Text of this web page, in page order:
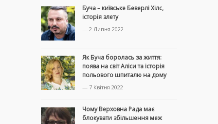
Буча – київське Беверлі Хілс,
історія злету
— 2 Липня 2022
Як Буча боролась за життя:
поява на світ Аліси та історія
польового шпиталю на дому
— 7 Квітня 2022
Чому Верховна Рада має
блокувати збільшення меж